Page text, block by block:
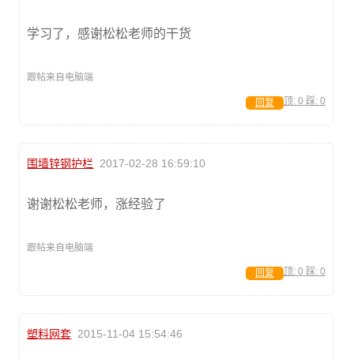
学习了，感谢松松老师的干货
跟帖来自电脑端
顶: 0 踩: 0
回复
围墙锌钢护栏 2017-02-28 16:59:10
谢谢松松老师，涨经验了
跟帖来自电脑端
顶: 0 踩: 0
回复
塑料网套 2015-11-04 15:54:46